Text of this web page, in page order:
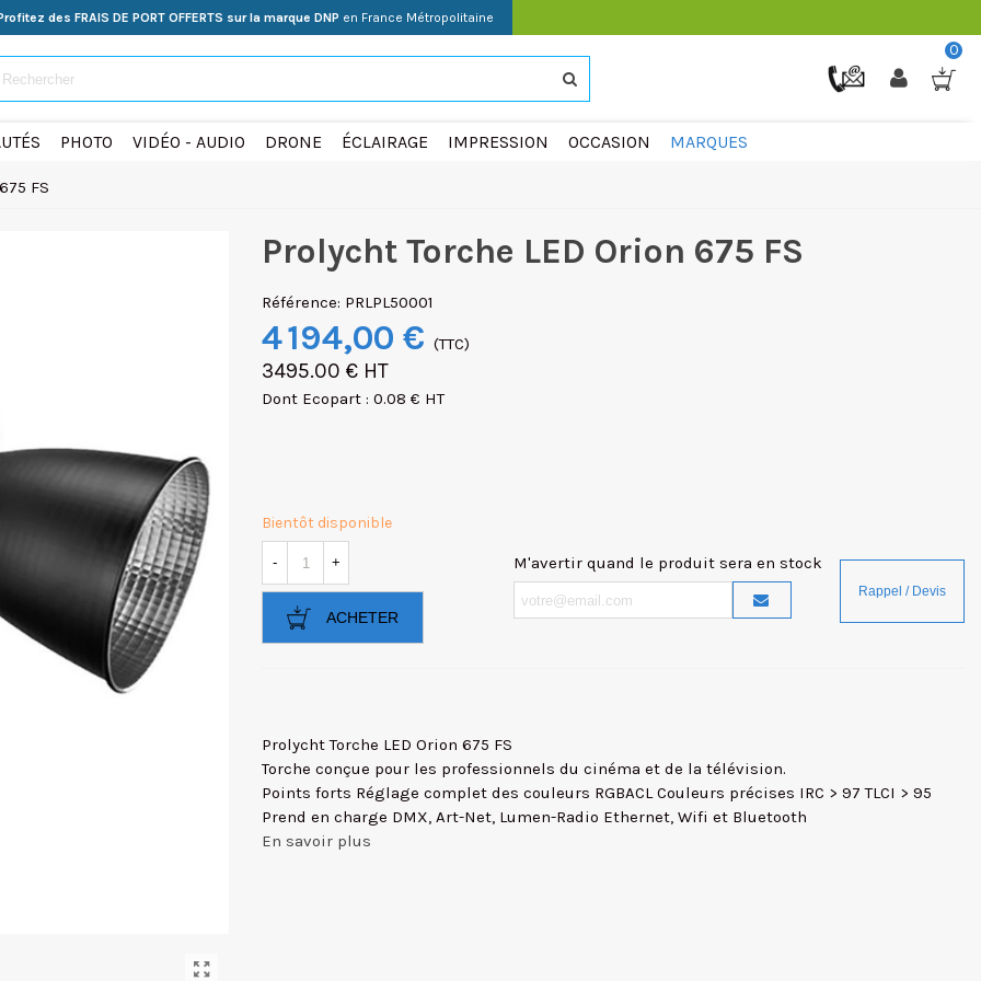
des FRAIS DE PORT OFFERTS sur la marque DNP en France Métropolitaine
0
PHOTO VIDÉO - AUDIO DRONE ÉCLAIRAGE IMPRESSION OCCASION MARQUES
FS
Prolycht Torche LED Orion 675 FS
Référence: PRLPL50001
4 194,00 € (TTC)
3495.00 € HT
Dont Ecopart : 0.08 € HT
Bientôt disponible
- +
ACHETER
M'avertir quand le produit sera en stock
Prolycht Torche LED Orion 675 FS
Torche conçue pour les professionnels du cinéma et de la télévision.
Points forts Réglage complet des couleurs RGBACL Couleurs précises IRC > 97 TLCI > 95
Prend en charge DMX, Art-Net, Lumen-Radio Ethernet, Wifi et Bluetooth
En savoir plus